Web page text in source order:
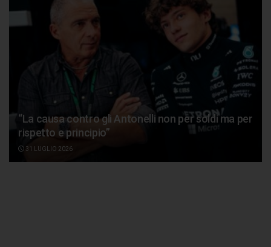
“La causa contro gli Antonelli non per soldi ma per
rispetto e principio”
31 LUGLIO 2026